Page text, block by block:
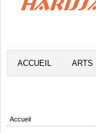
ACCUEIL ARTS
Accueil